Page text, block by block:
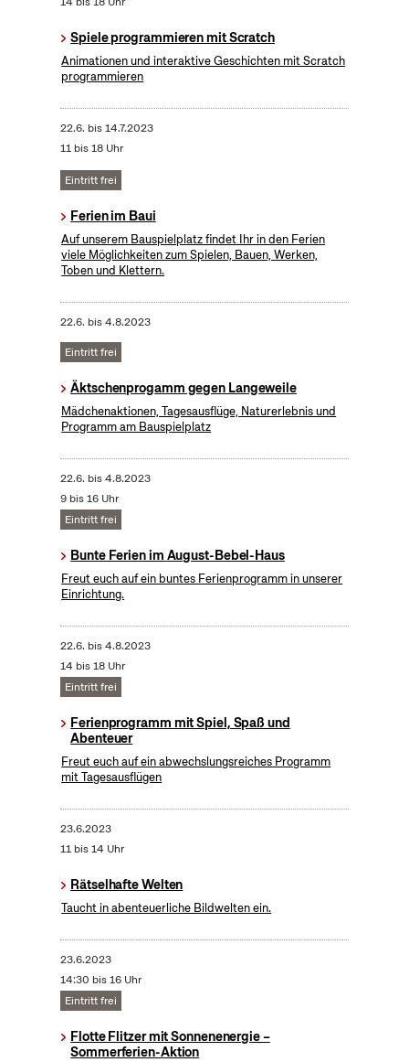
Spiele programmieren mit Scratch
Animationen und interaktive Geschichten mit Scratch
programmieren
22.6. bis14.7.2023
11 bis 18 Uhr
Eintritt frei
Ferien im Baui
Auf unserem Bauspielplatz findet Ihr in den Ferien
viele Möglichkeiten zum Spielen, Bauen, Werken,
Toben und Klettern.
22.6. bis4.8.2023
Eintritt frei
Äktschenprogamm gegen Langeweile
Mädchenaktionen, Tagesausflüge, Naturerlebnis und
Programm am Bauspielplatz
22.6. bis4.8.2023
9 bis 16 Uhr
Eintritt frei
Bunte Ferien im August-Bebel-Haus
Freut euch auf ein buntes Ferienprogramm in unserer
Einrichtung.
22.6. bis4.8.2023
14 bis 18 Uhr
Eintritt frei
Ferienprogramm mit Spiel, Spaß und
Abenteuer
Freut euch auf ein abwechslungsreiches Programm
mit Tagesausflügen
23.6.2023
11 bis 14 Uhr
Rätselhafte Welten
Taucht in abenteuerliche Bildwelten ein.
23.6.2023
14:30 bis 16 Uhr
Eintritt frei
Flotte Flitzer mit Sonnenenergie –
Sommerferien-Aktion